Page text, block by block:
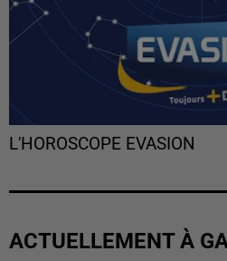
L'HOROSCOPE EVASION
ACTUELLEMENT À